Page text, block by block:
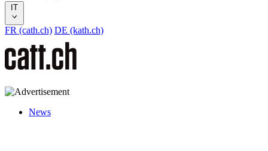
IT
FR (cath.ch) DE (kath.ch)
News